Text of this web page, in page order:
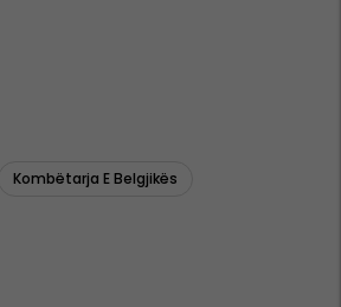
Kombëtarja E Belgjikës